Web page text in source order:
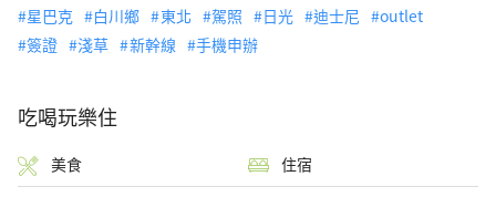
星巴克
白川鄉 東北 駕照 日光 迪士尼
outlet
簽證
淺草 新幹線 手機申辦
吃喝玩樂住
美食 住宿